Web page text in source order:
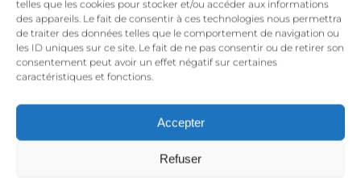
telles que les cookies pour stocker et/ou accéder aux informations
des appareils. Le fait de consentir à ces technologies nous permettra
de traiter des données telles que le comportement de navigation ou
les ID uniques sur ce site. Le fait de ne pas consentir ou de retirer son
consentement peut avoir un effet négatif sur certaines
caractéristiques et fonctions.
Accepter
Refuser